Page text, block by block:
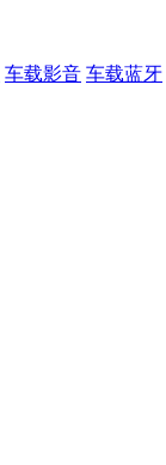
车载影音 车载蓝牙